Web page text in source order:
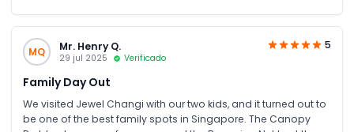
must-visit spot for anyone passing through Singapore!
MQ
Mr. Henry Q.
29 jul 2025 Verificado
5
Family Day Out
We visited Jewel Changi with our two kids, and it turned out to
be one of the best family spots in Singapore. The Canopy